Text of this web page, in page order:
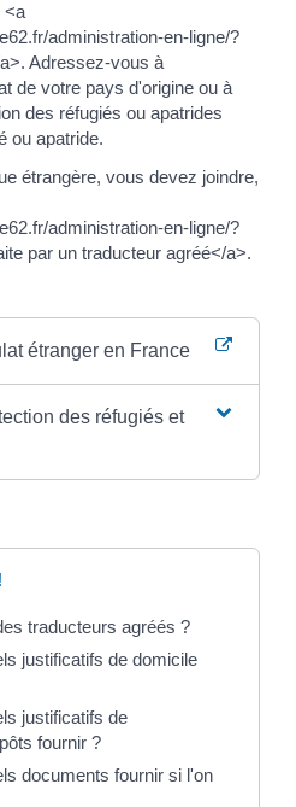
<a
administration-en-ligne/?
Adressez-vous à
de votre pays d'origine ou à
des réfugiés ou apatrides
ou apatride.
étrangère, vous devez joindre,
administration-en-ligne/?
par un traducteur agréé</a>.
étranger en France
des réfugiés et
traducteurs agréés ?
justificatifs de domicile
justificatifs de
fournir ?
documents fournir si l'on